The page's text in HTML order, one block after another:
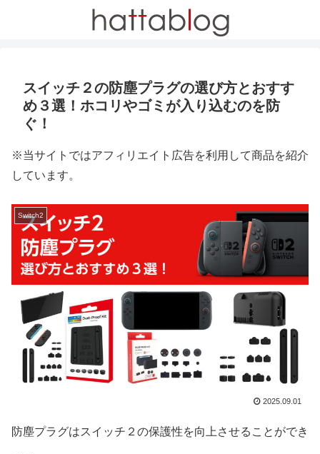
スイッチ２の防塵プラグの選び方とおすす
め３選！ホコリやゴミが入り込むのを防
ぐ！
※当サイトではアフィリエイト広告を利用して商品を紹介
しています。
Switch2
2025.09.01
防塵プラグはスイッチ２の保護性を向上させることができ